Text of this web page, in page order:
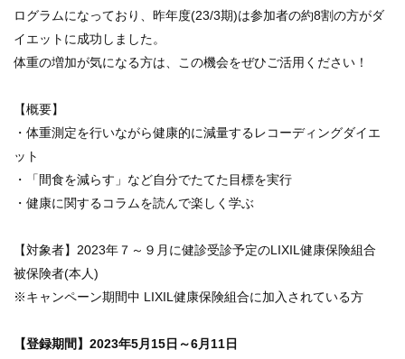
りメ
ニュ
ー
ドッ
ク・
健診
各種
手続
き
書一
よく
ログラムになっており、昨年度(23/3期)は参加者の約8割の方がダ
イエットに成功しました。
体重の増加が気になる方は、この機会をぜひご活用ください！
【概要】
・体重測定を行いながら健康的に減量するレコーディングダイエ
ット
・「間食を減らす」など自分でたてた目標を実行
・健康に関するコラムを読んで楽しく学ぶ
【対象者】2023年７～９月に健診受診予定のLIXIL健康保険組合
被保険者(本人)
※キャンペーン期間中 LIXIL健康保険組合に加入されている方
【登録期間】2023年5月15日～6月11日